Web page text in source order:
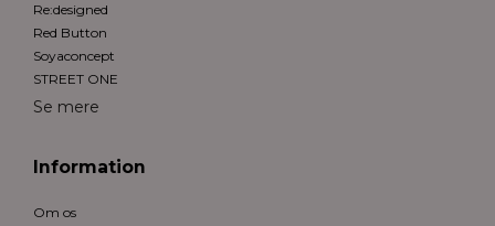
Re:designed
Red Button
Soyaconcept
STREET ONE
Se mere
Information
Om os